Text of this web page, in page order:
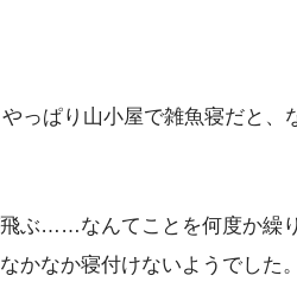
っぱり山小屋で雑魚寝だと、
ぶ……なんてことを何度か繰
かなか寝付けないようでした。